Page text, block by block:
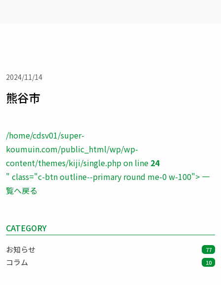
2024/11/14
熊谷市
/home/cdsv01/super-
koumuin.com/public_html/wp/wp-
content/themes/kiji/single.php on line 24
" class="c-btn outline--primary round me-0 w-100"> 一
覧へ戻る
CATEGORY
お知らせ 77
コラム 10